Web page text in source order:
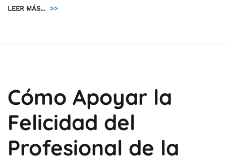
LEER MÁS... >>
Cómo Apoyar la
Felicidad del
Profesional de la